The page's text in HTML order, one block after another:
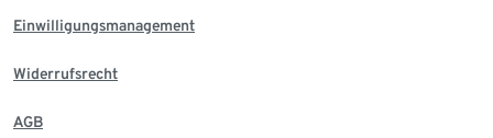
Einwilligungsmanagement
Widerrufsrecht
AGB